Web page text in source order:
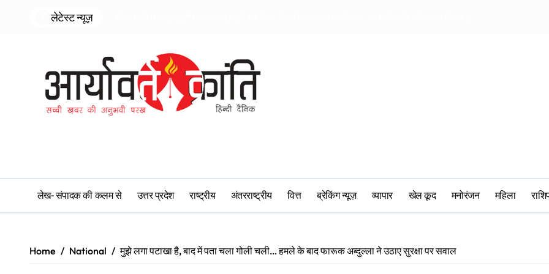
लेटेस्ट न्यूज़
लेख- संपादक की कलम से उत्तर प्रदेश राष्ट्रीय अंतरराष्ट्रीय वित्त ब्रेकिंग न्यूज़ व्यापार खेल कूद मनोरंजन महिला
Home National मुझे लगा पटाखा है, बाद में पता चला गोली चली… हमले के बाद फारूक अब्दुल्ला ने उठाए सुरक्षा पर सवाल